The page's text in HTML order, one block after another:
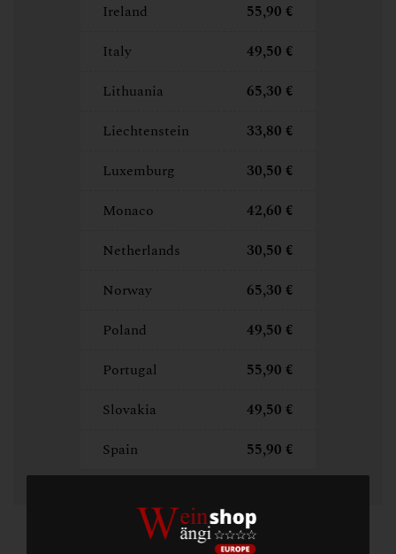
Ireland
55,90 €
Italy
49,50 €
Lithuania
65,30 €
Liechtenstein
33,80 €
Luxemburg
30,50 €
Monaco
42,60 €
Netherlands
30,50 €
Norway
65,30 €
Poland
49,50 €
Portugal
55,90 €
Slovakia
49,50 €
Spain
55,90 €